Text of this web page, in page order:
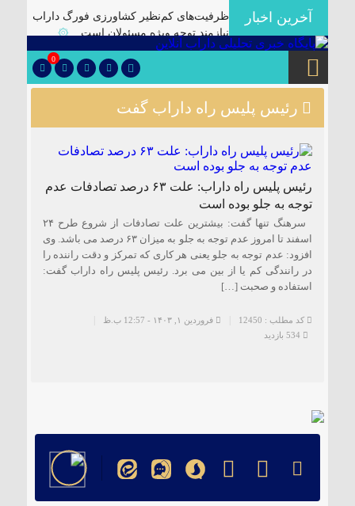
آخرین اخبار
ظرفیت‌های کم‌نظیر کشاورزی فورگ داراب
نیازمند توجه ویژه مسئولان است
۞
برگزاری آیین تودیع و معارفه بخشداران
شهرستان داراب با حضور مدیرکل سیاسی
استانداری فارس
۞
پلمب سه واحد صنفی متخلف در گشت
🔴دارابگرد فارس در مسیر یونسکو/تدوین
نقشه راه ۵ ساله برای بازشناسی هویت
دارابگرد
۞
داراب
۞
یک فوتی بر اثر ریزش آوار در معدن منگنز
داراب
۞
0
رئیس پلیس راه داراب گفت
رئیس پلیس راه داراب: علت ۶۳ درصد تصادفات عدم
توجه به جلو بوده است
سرهنگ تنها گفت: بیشترین علت تصادفات از شروع طرح ۲۴
اسفند تا امروز عدم توجه به جلو به میزان ۶۳ درصد می باشد. وی
افزود: عدم توجه به جلو یعنی هر کاری که تمرکز و دقت راننده را
در رانندگی کم یا از بین می برد. رئیس پلیس راه داراب گفت:
استفاده و صحبت […]
کد مطلب : 12450
فروردین ۱, ۱۴۰۳ - 12:57 ب.ظ